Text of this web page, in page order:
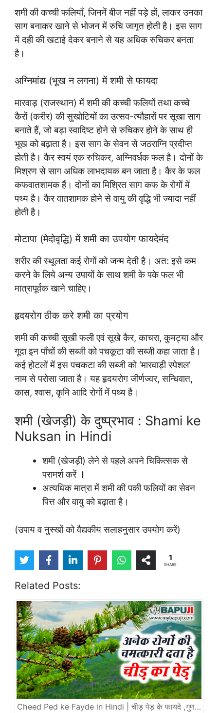
शमी की कच्ची फलियाँ, जिनमें बीज नहीं पड़े हों, लाकर उनका
साग बनाकर खाने से भोजन में रुचि जागृत होती है। इस साग
में दही की खटाई देकर बनाने से यह अधिक रुचिकर बनता
है।
अग्निमांद्य (भूख न लगना) में शमी से फायदा
मारवाड़ (राजस्थान) में शमी की कच्ची फलियों तथा कच्चे
कैरों (करीर) की सुखोटियों का उत्सव-त्यौहारों पर सूखा साग
बनाते हैं, जो बड़ा स्वादिष्ट होने से रुचिकर होने के साथ ही
भूख को बढ़ाता है। इस साग के सेवन से जठराग्नि प्रदीप्त
होती है। कैर स्वयं एक रुचिकर, अग्निवर्धक फल है। दोनों के
मिश्रण से साग अधिक लाभदायक बन जाता है। कैर के फल
कफवातशामक हैं। दोनों का मिश्रित साग कफ के रोगों में
पथ्य है। कैर वातशामक होने से वायु की वृद्धि भी ज्यादा नहीं
होती है।
मोटापा (मेदोवृद्धि) में शमी का उपयोग फायदेमंद
शरीर की स्थूलता कई रोगों को जन्म देती है। अत: इसे कम
करने के लिये अन्य उपायों के साथ शमी के पके फल भी
मात्रापूर्वक खाने चाहिए।
हृदयरोग ठीक करे शमी का प्रयोग
शमी की कच्ची सूखी फली एवं सूखे कैर, काचरा, कुमट्या और
गूदा इन पाँचों की सब्जी को पचकूटा की सब्जी कहा जाता है।
कई होटलों में इस पचकटा की सब्जी को ‘मारवाड़ी स्पेशल’
नाम से परोसा जाता है। यह हृदयरोग जीर्णज्वर, सन्धिवात,
कास, श्वास, कृमि आदि रोगों में पथ्य है।
शमी (खेजड़ी) के दुष्प्रभाव : Shami ke
Nuksan in Hindi
शमी (खेजड़ी) लेने से पहले अपने चिकित्सक से
परामर्श करें ।
अत्यधिक मात्रा में शमी की पकी फलियों का सेवन
पित्त और वायु को बढ़ाता है।
(उपाय व नुस्खों को वैद्यकीय सलाहनुसार उपयोग करें)
1
SHARE
Related Posts:
Cheed Ped ke Fayde in Hindi | चीड़ पेड़ के फायदे ,गुण…